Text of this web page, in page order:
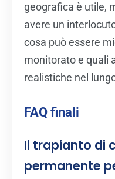
geografica è utile,
avere un
cosa può essere
monitorato e quali
realistiche nel
FAQ finali
Il trapianto di
permanente